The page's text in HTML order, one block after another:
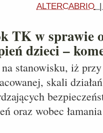
ALTERCABRIO
TK w sprawie
dzieci –
stanowisku, iż
skali
oraz wobec